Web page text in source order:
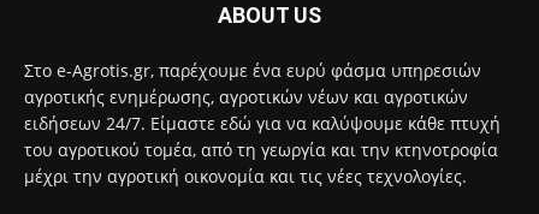
ABOUT US
Στο e-Agrotis.gr, παρέχουμε ένα ευρύ φάσμα υπηρεσιών
αγροτικής ενημέρωσης, αγροτικών νέων και αγροτικών
ειδήσεων 24/7. Είμαστε εδώ για να καλύψουμε κάθε πτυχή
του αγροτικού τομέα, από τη γεωργία και την κτηνοτροφία
μέχρι την αγροτική οικονομία και τις νέες τεχνολογίες.